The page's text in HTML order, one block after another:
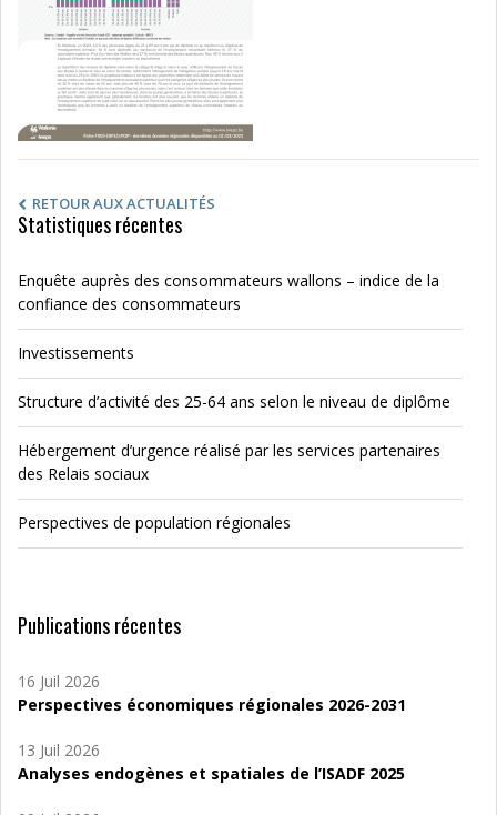
RETOUR AUX ACTUALITÉS
Statistiques récentes
Enquête auprès des consommateurs wallons – indice de la
confiance des consommateurs
Investissements
Structure d’activité des 25-64 ans selon le niveau de diplôme
Hébergement d’urgence réalisé par les services partenaires
des Relais sociaux
Perspectives de population régionales
Publications récentes
16 Juil 2026
Perspectives économiques régionales 2026-2031
13 Juil 2026
Analyses endogènes et spatiales de l’ISADF 2025